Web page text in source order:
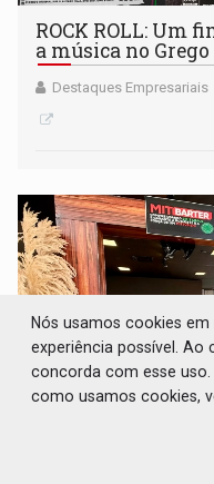
ROCK ROLL: Um
a música no
Destaques Empresariais
Nós usamos cookies
experiência possível. Ao
concorda com esse
como usamos cookies,